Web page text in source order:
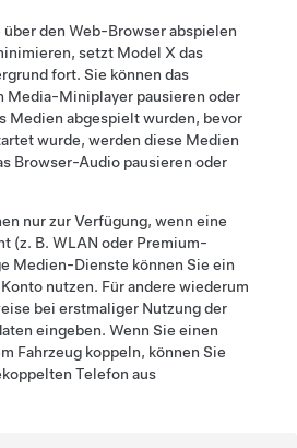
den Web-Browser abspielen
setzt Model X das
fort. Sie können das
Media-Miniplayer pausieren oder
Medien abgespielt wurden, bevor
wurde, werden diese Medien
Browser-Audio pausieren oder
nur zur Verfügung, wenn eine
(z. B. WLAN oder Premium-
Medien-Dienste können Sie ein
nutzen. Für andere wiederum
bei erstmaliger Nutzung der
eingeben. Wenn Sie einen
Fahrzeug koppeln, können Sie
Telefon aus